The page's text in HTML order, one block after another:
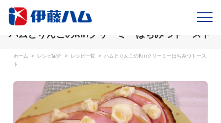
ハムとりんごのKiriクリーミーはちみつトースト
ホーム > レシピ紹介 > レシピ一覧 >
ハムとりんごのKiriクリーミーはちみつトース
ト